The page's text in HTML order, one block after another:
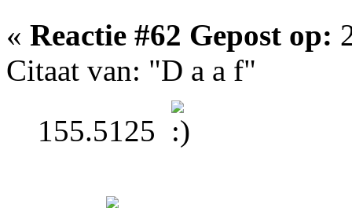
« Reactie #62 Gepost op:
Citaat van: "D a a f"
155.5125